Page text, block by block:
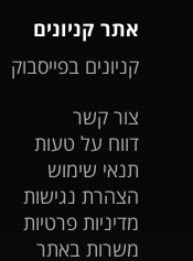
אתר קניונים
קניונים בפייסבוק
צור קשר
דווח על טעות
תנאי שימוש
הצהרת נגישות
מדיניות פרטיות
משרות באתר